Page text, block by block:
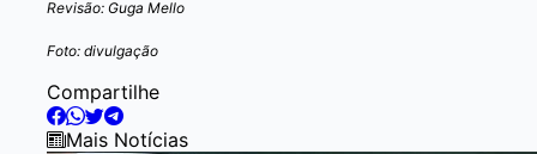
Revisão: Guga Mello
Foto: divulgação
Compartilhe
Mais Notícias